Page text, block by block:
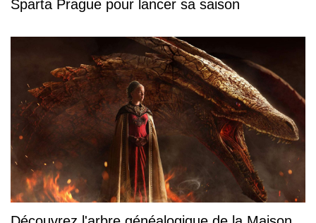
Sparta Prague pour lancer sa saison